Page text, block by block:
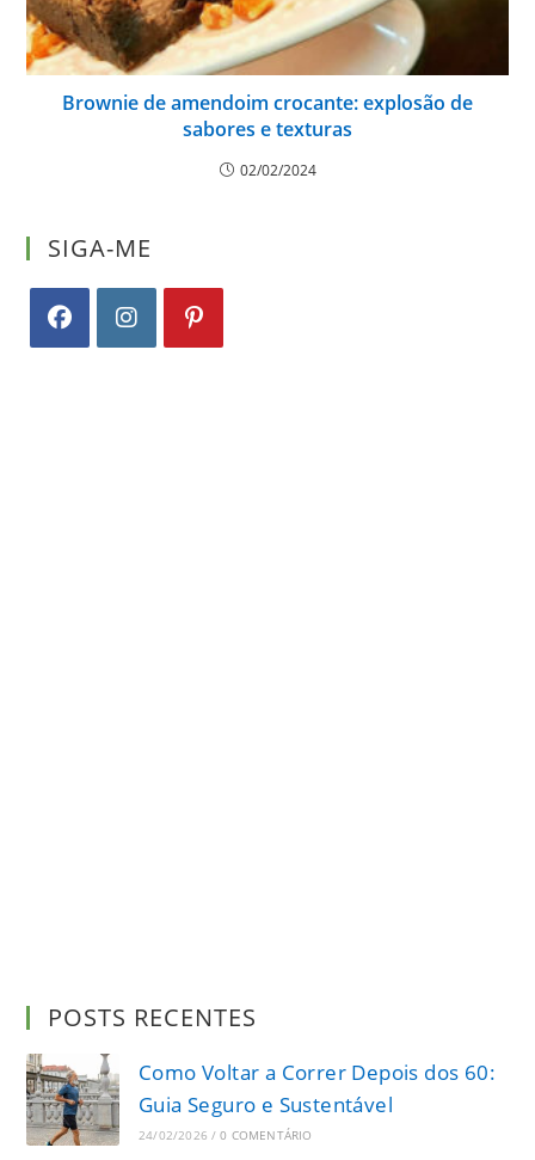
Brownie de amendoim crocante: explosão de
sabores e texturas
02/02/2024
SIGA-ME
POSTS RECENTES
Como Voltar a Correr Depois dos 60:
Guia Seguro e Sustentável
24/02/2026 / 0 COMENTÁRIO